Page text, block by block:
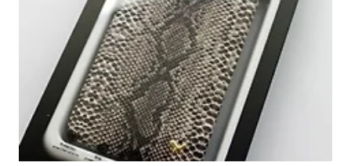
로열 네이비 색상 2종이 있는데 제가 오늘 소개드릴 케이스의 색상은 로열 네
이비 색상입니다. 재질을 제외한 부분은 제누스의 가죽케이스 폴더타입과 거의
비슷합니다. 카메라/후레시/스피커/조작버..